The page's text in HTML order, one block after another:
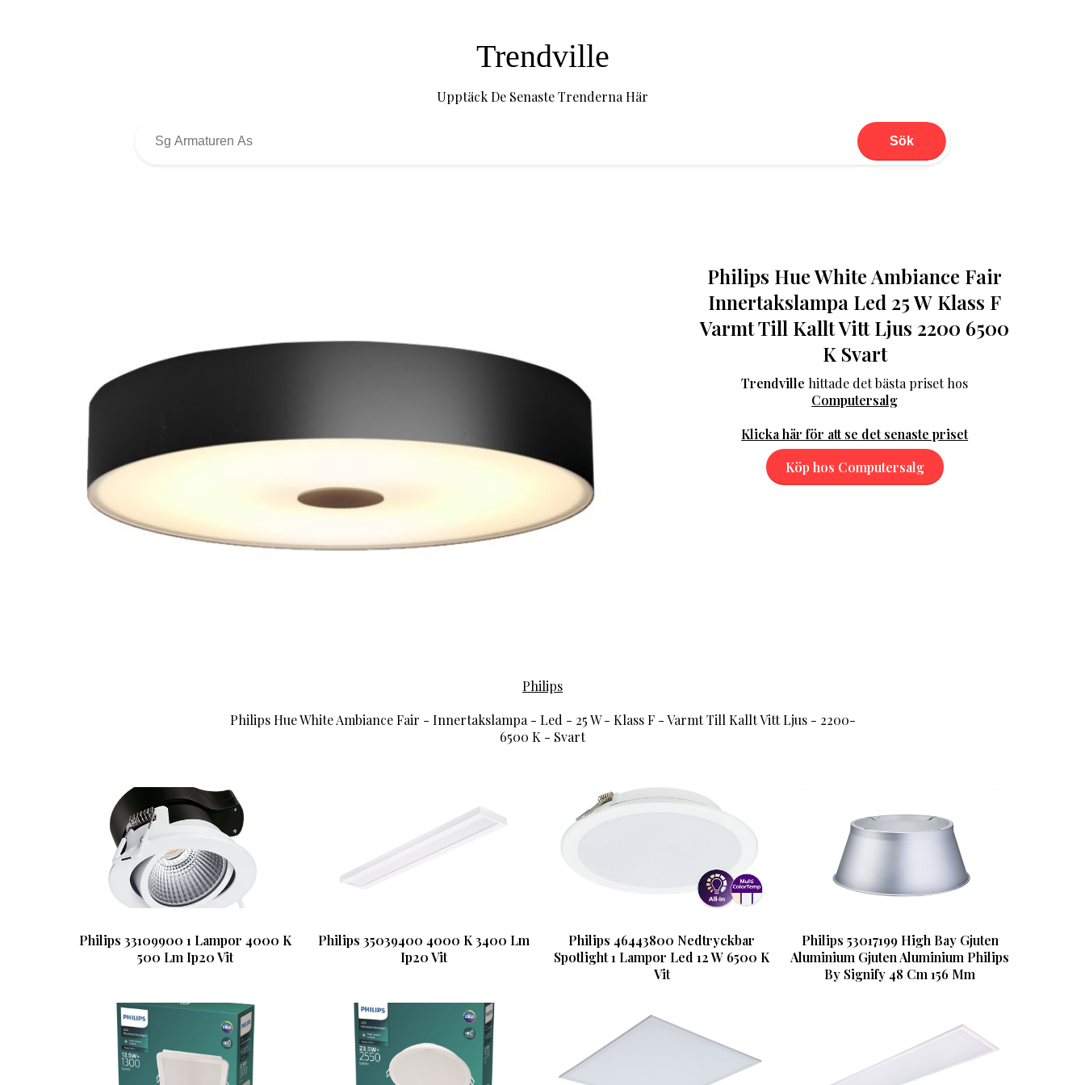
Trendville
Upptäck De Senaste Trenderna Här
Sök
Philips Hue White Ambiance Fair
Innertakslampa Led 25 W Klass F
Varmt Till Kallt Vitt Ljus 2200 6500
K Svart
Trendville hittade det bästa priset hos
Computersalg
Klicka här för att se det senaste priset
Köp hos Computersalg
Philips
Philips Hue White Ambiance Fair - Innertakslampa - Led - 25 W - Klass F - Varmt Till Kallt Vitt Ljus - 2200-
6500 K - Svart
Philips 33109900 1 Lampor 4000 K
500 Lm Ip20 Vit
Philips 35039400 4000 K 3400 Lm
Ip20 Vit
Philips 46443800 Nedtryckbar
Spotlight 1 Lampor Led 12 W 6500 K
Vit
Philips 53017199 High Bay Gjuten
Aluminium Gjuten Aluminium Philips
By Signify 48 Cm 156 Mm